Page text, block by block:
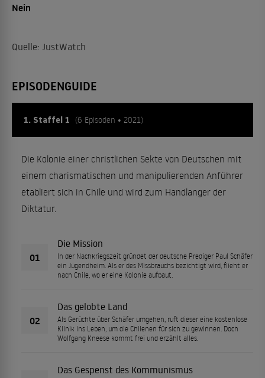
Nein
Quelle: JustWatch
EPISODENGUIDE
1. Staffel 1 (6 Episoden • 2021)
Die Kolonie einer christlichen Sekte von Deutschen mit
einem charismatischen und manipulierenden Anführer
etabliert sich in Chile und wird zum Handlanger der
Diktatur.
01
Die Mission
In der Nachkriegszeit gründet der deutsche Prediger Paul Schäfer
ein Jugendheim. Als er des Missbrauchs bezichtigt wird, flieht er
nach Chile, wo er eine Kolonie aufbaut.
02
Das gelobte Land
Als Gerüchte über Schäfer umgehen, ruft dieser eine kostenlose
Klinik ins Leben, um die Chilenen für sich zu gewinnen. Doch
Wolfgang Kneese kommt frei und erzählt alles.
Das Gespenst des Kommunismus